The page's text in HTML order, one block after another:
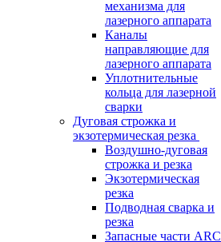
механизма для
лазерного аппарата
Каналы
направляющие для
лазерного аппарата
Уплотнительные
кольца для лазерной
сварки
Дуговая строжка и
экзотермическая резка
Воздушно-дуговая
строжка и резка
Экзотермическая
резка
Подводная сварка и
резка
Запасные части ARC